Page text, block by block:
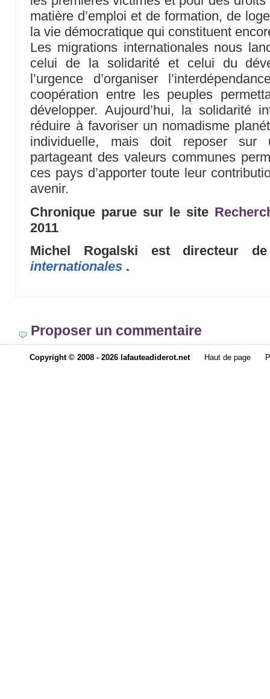
matière d’emploi et de formation, de
la vie démocratique qui constituent
Les migrations internationales nous
celui de la solidarité et celui du
l’urgence d’organiser
coopération entre les peuples
développer. Aujourd’hui, la solidarité
réduire à favoriser un nomadisme
individuelle, mais doit reposer sur
partageant des valeurs communes
ces pays d’apporter toute leur
avenir.
Chronique parue sur le site
2011
Michel Rogalski est directeur
internationales .
Proposer un commentaire
Copyright © 2008 - 2026 lafauteadiderot.net Haut de page